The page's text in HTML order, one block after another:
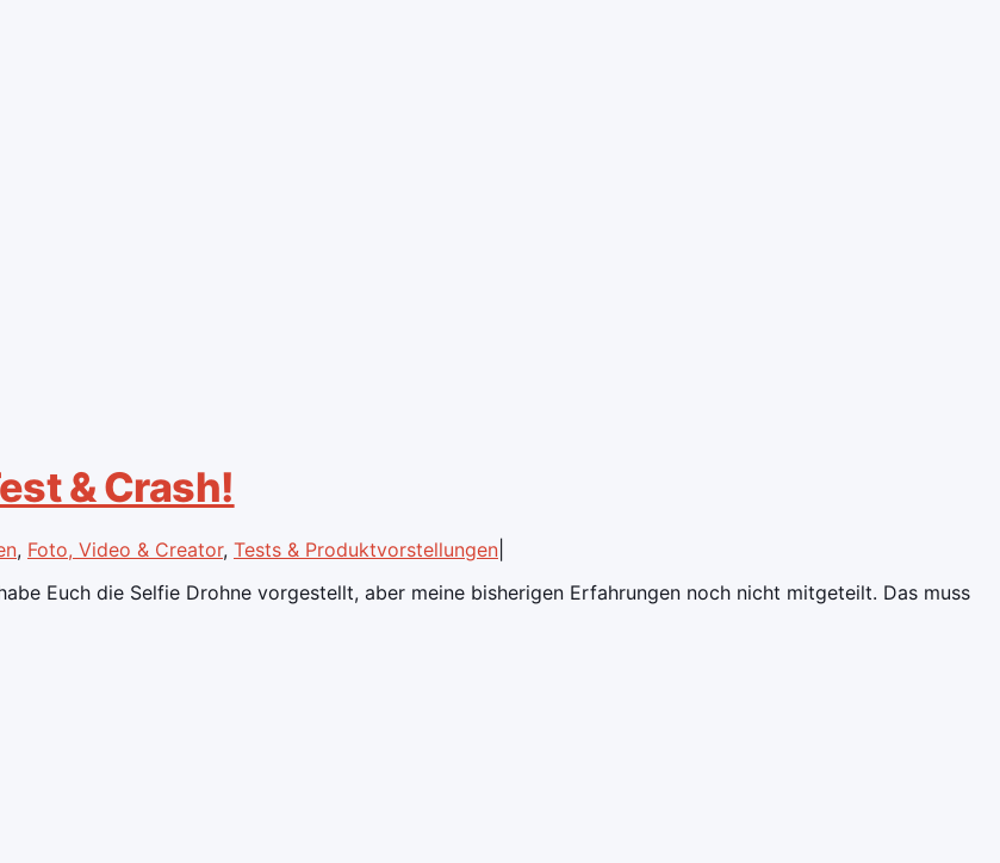
& Crash!
, Foto, Video & Creator, Tests & Produktvorstellungen
Euch die Selfie Drohne vorgestellt, aber meine bisherigen Erfahrungen noch nicht mitgeteilt. Das muss